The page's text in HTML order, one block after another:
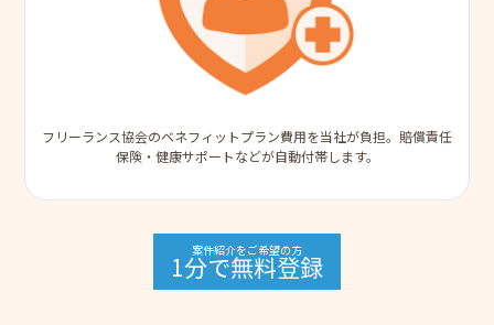
フリーランス協会のベネフィットプラン費用を当社が負担。賠償責任
保険・健康サポートなどが自動付帯します。
案件紹介をご希望の方
1分で無料登録